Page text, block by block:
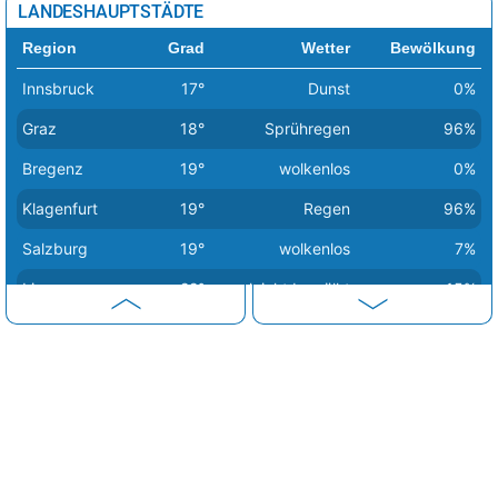
LANDESHAUPTSTÄDTE
Region Grad Wetter Bewölkung
Innsbruck 17° Dunst 0%
Graz 18° Sprühregen 96%
Bregenz 19° wolkenlos 0%
Klagenfurt 19° Regen 96%
Salzburg 19° wolkenlos 7%
Linz 22° leicht bewölkt 15%
Eisenstadt 23° bedeckt 96%